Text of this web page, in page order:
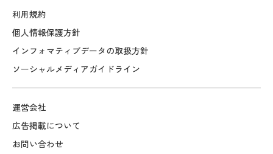
利用規約
個人情報保護方針
インフォマティブデータの取扱方針
ソーシャルメディアガイドライン
運営会社
広告掲載について
お問い合わせ